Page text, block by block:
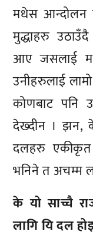
मधेस आन्दोलन
मुद्धाहरु
आए जसलाई म
उनीहरुलाई
कोणबाट पनि
देख्दीन । झन,
दलहरु एकीकृत
भनिने त अचम्म
के यो साच्चै
लागि यि दल